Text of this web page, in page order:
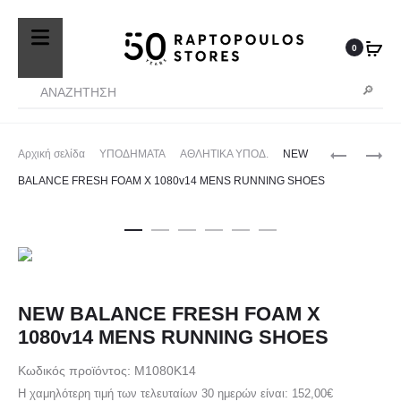
Πεμ-Παρ: 17:30 – 21:00
0
CROCS
ADIDAS
Αρχική σελίδα ΥΠΟΔΗΜΑΤΑ ΑΘΛΗΤΙΚΑ ΥΠΟΔ. NEW
BALANCE FRESH FOAM X 1080v14 MENS RUNNING SHOES
NEW BALANCE FRESH FOAM X
1080v14 MENS RUNNING SHOES
Κωδικός προϊόντος: M1080K14
Η χαμηλότερη τιμή των τελευταίων 30 ημερών είναι: 152,00€